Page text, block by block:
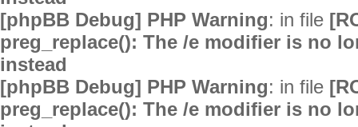
[phpBB Debug] PHP Warning: in file
preg_replace(): The /e modifier is no
instead
[phpBB Debug] PHP Warning: in file
preg_replace(): The /e modifier is no